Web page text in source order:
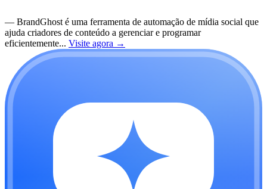
— BrandGhost é uma ferramenta de automação de mídia social que
ajuda criadores de conteúdo a gerenciar e programar
eficientemente... Visite agora →